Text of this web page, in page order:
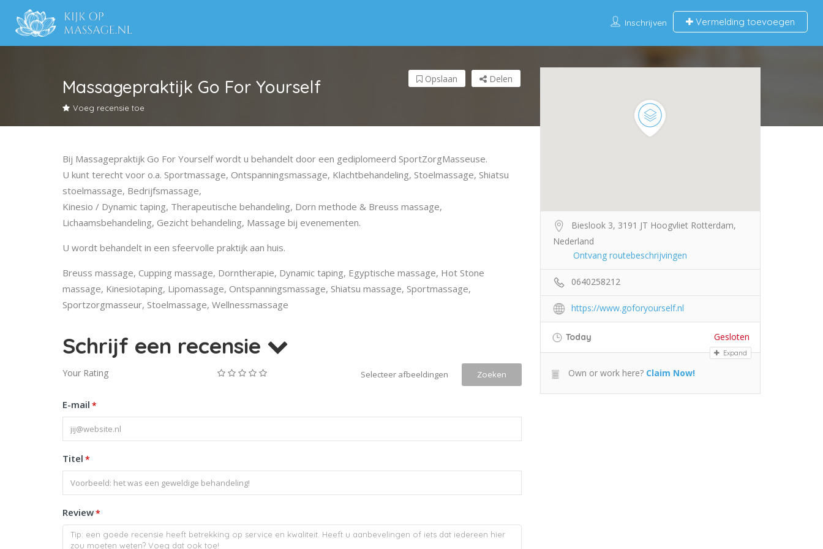
Inschrijven Vermelding toevoegen
Massagepraktijk Go For Yourself
Voeg recensie toe
Delen
Opslaan
Bij Massagepraktijk Go For Yourself wordt u behandelt door een gediplomeerd SportZorgMasseuse.
U kunt terecht voor o.a. Sportmassage, Ontspanningsmassage, Klachtbehandeling, Stoelmassage, Shiatsu
stoelmassage, Bedrijfsmassage,
Kinesio / Dynamic taping, Therapeutische behandeling, Dorn methode & Breuss massage,
Lichaamsbehandeling, Gezicht behandeling, Massage bij evenementen.
U wordt behandelt in een sfeervolle praktijk aan huis.
Breuss massage, Cupping massage, Dorntherapie, Dynamic taping, Egyptische massage, Hot Stone
massage, Kinesiotaping, Lipomassage, Ontspanningsmassage, Shiatsu massage, Sportmassage,
Sportzorgmasseur, Stoelmassage, Wellnessmassage
Schrijf een recensie
Your Rating Selecteer afbeeldingen Zoeken
E-mail *
Titel *
Review*
Bieslook 3, 3191 JT Hoogvliet Rotterdam,
Nederland
Ontvang routebeschrijvingen
0640258212
https://www.goforyourself.nl
Today Gesloten
Expand
Own or work here? Claim Now!